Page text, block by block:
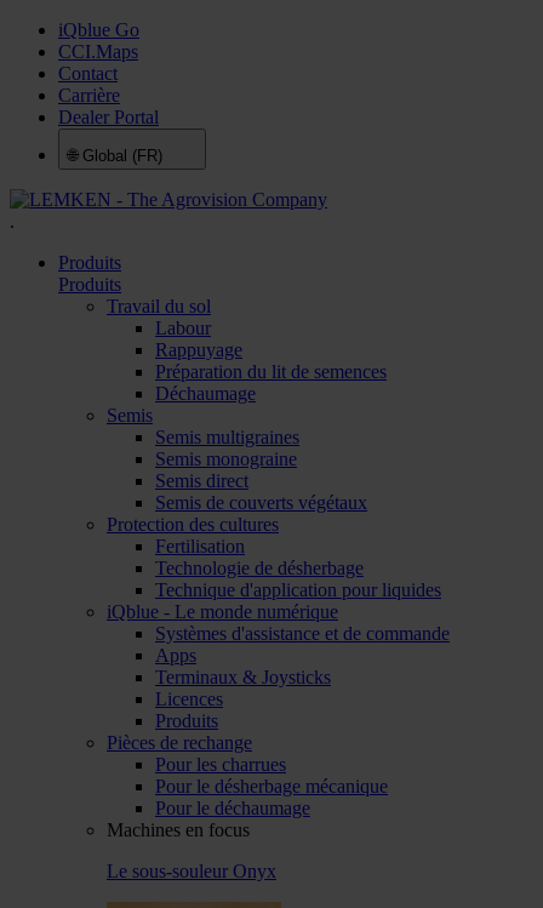
iQblue Go
CCI.Maps
Contact
Carrière
Dealer Portal
🌐 Global (FR)
.
Produits
Produits
Travail du sol
Labour
Rappuyage
Préparation du lit de semences
Déchaumage
Semis
Semis multigraines
Semis monograine
Semis direct
Semis de couverts végétaux
Protection des cultures
Fertilisation
Technologie de désherbage
Technique d'application pour liquides
iQblue - Le monde numérique
Systèmes d'assistance et de commande
Apps
Terminaux & Joysticks
Licences
Produits
Pièces de rechange
Pour les charrues
Pour le désherbage mécanique
Pour le déchaumage
Machines en focus
Le sous-souleur Onyx